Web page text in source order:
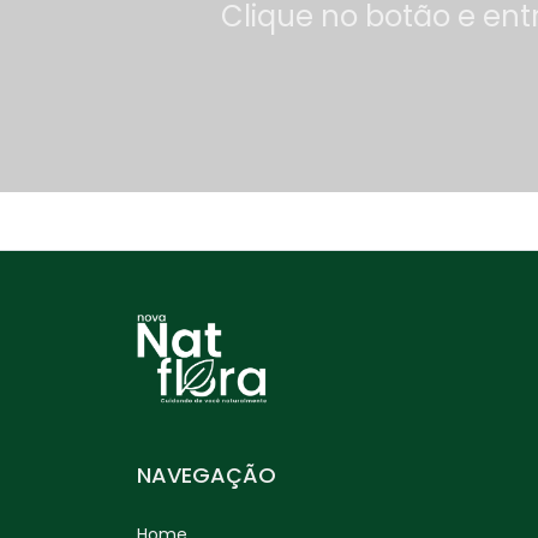
Erva Baleeira (Cordia
Erva de Bicho (Polygonum
punctatum) – 30g
(Hypericum perforatum) –
30g
Clique no botão e
NAVEGAÇÃO